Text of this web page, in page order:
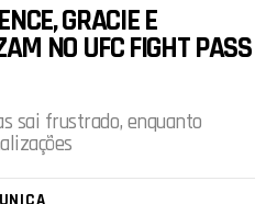
GRACIE E
NO UFC FIGHT PASS
sai frustrado, enquanto